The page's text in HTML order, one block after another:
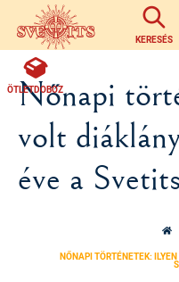
Ugrás a tartalomra
KERESÉS
ÖTLETDOBOZ
Nőnapi
volt
éve a
NŐNAPI TÖRTÉNETEK: